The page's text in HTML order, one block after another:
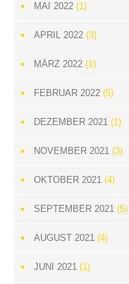
MAI 2022 (1)
APRIL 2022 (3)
MÄRZ 2022 (1)
FEBRUAR 2022 (5)
DEZEMBER 2021 (1)
NOVEMBER 2021 (3)
OKTOBER 2021 (4)
SEPTEMBER 2021 (5)
AUGUST 2021 (4)
JUNI 2021 (1)